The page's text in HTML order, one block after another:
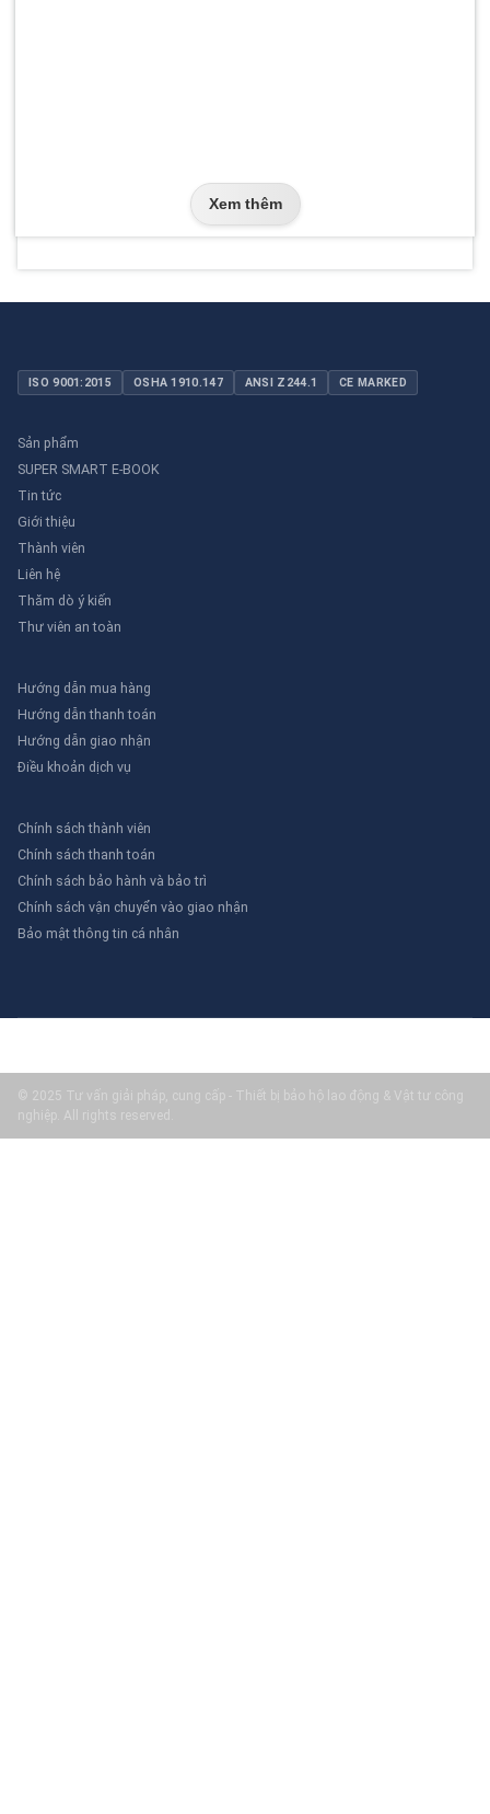
Xem thêm
ISO 9001:2015 OSHA 1910.147 ANSI Z244.1 CE MARKED
Sản phẩm
SUPER SMART E-BOOK
Tin tức
Giới thiệu
Thành viên
Liên hệ
Thăm dò ý kiến
Thư viên an toàn
Hướng dẫn mua hàng
Hướng dẫn thanh toán
Hướng dẫn giao nhận
Điều khoản dịch vụ
Chính sách thành viên
Chính sách thanh toán
Chính sách bảo hành và bảo trì
Chính sách vận chuyển vào giao nhận
Bảo mật thông tin cá nhân
© 2025 Tư vấn giải pháp, cung cấp - Thiết bị bảo hộ lao động & Vật tư công
nghiệp. All rights reserved.